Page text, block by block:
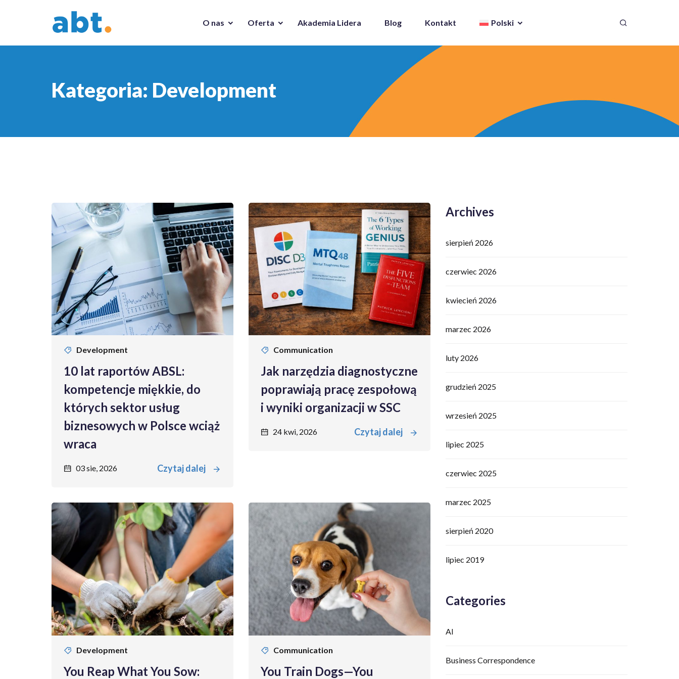
O nas Oferta Akademia Lidera Blog Kontakt Polski
Kategoria: Development
Development
10 lat raportów ABSL:
kompetencje miękkie, do
których sektor usług
biznesowych w Polsce wciąż
wraca
03 sie, 2026 Czytaj dalej
Communication
Jak narzędzia diagnostyczne
poprawiają pracę zespołową
i wyniki organizacji w SSC
24 kwi, 2026 Czytaj dalej
Development
You Reap What You Sow:
Communication
You Train Dogs—You
Archives
sierpień 2026
czerwiec 2026
kwiecień 2026
marzec 2026
luty 2026
grudzień 2025
wrzesień 2025
lipiec 2025
czerwiec 2025
marzec 2025
sierpień 2020
lipiec 2019
Categories
AI
Business Correspondence